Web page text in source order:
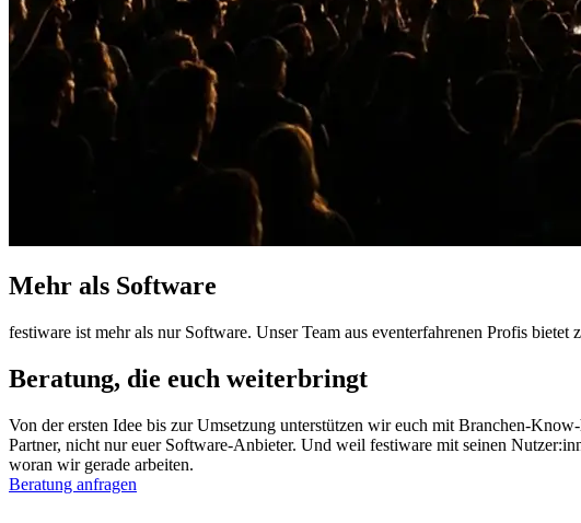
Mehr als Software
festiware ist mehr als nur Software. Unser Team aus eventerfahrenen Profis
Beratung, die euch weiterbringt
Von der ersten Idee bis zur Umsetzung unterstützen wir euch mit Branchen-
Partner, nicht nur euer Software-Anbieter. Und weil festiware mit seinen
woran wir gerade arbeiten.
Beratung anfragen